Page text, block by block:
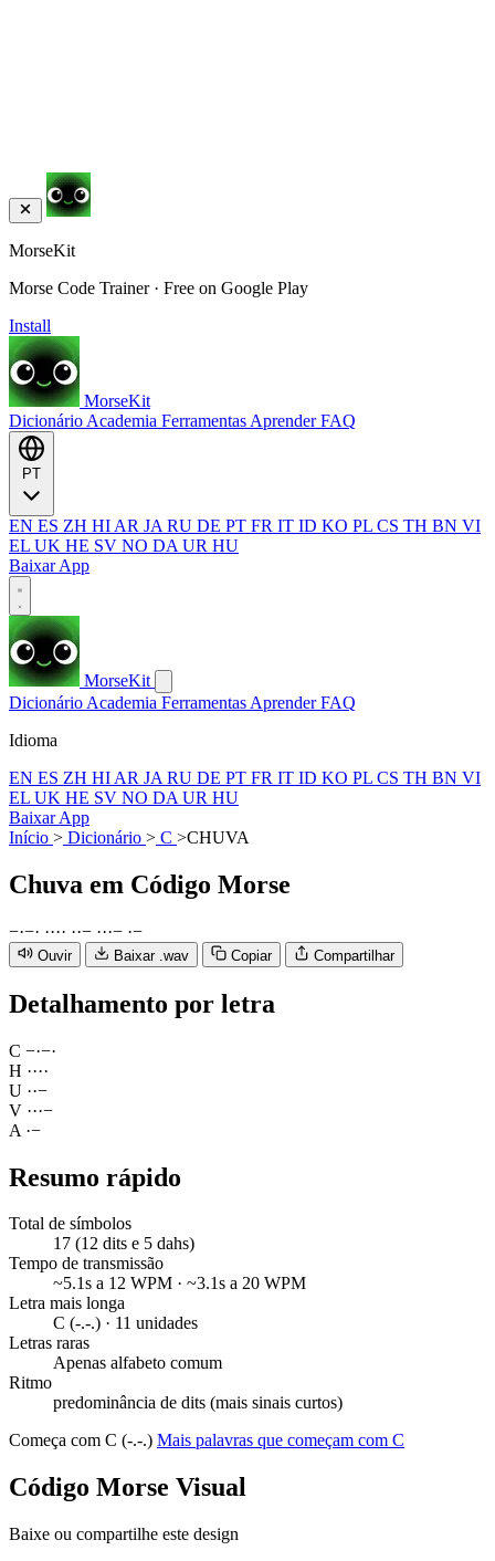
MorseKit
Morse Code Trainer · Free on Google Play
Install
MorseKit
Dicionário Academia Ferramentas AprenderFAQ
EN ES ZH HI AR JA RU DE PT FR IT ID KO PL CS TH BN VI
EL UK HE SV NO DA UR HU
Baixar App
MorseKit
Dicionário Academia Ferramentas AprenderFAQ
Idioma
EN ES ZH HI AR JA RU DE PT FR IT ID KO PL CS TH BN VI
EL UK HE SV NO DA UR HU
Baixar App
Início > Dicionário > C >CHUVA
Chuva em Código Morse
−·−· ···· ··− ···− ·−
Ouvir Baixar .wav Copiar Compartilhar
Detalhamento por letra
C −·−·
H ····
U ··−
V ···−
A ·−
Resumo rápido
Total de símbolos
17 (12 dits e 5 dahs)
Tempo de transmissão
~5.1s a 12 WPM · ~3.1s a 20 WPM
Letra mais longa
C (-.-.) · 11 unidades
Letras raras
Apenas alfabeto comum
Ritmo
predominância de dits (mais sinais curtos)
Começa com C (-.-.) Mais palavras que começam com C
Código Morse Visual
Baixe ou compartilhe este design